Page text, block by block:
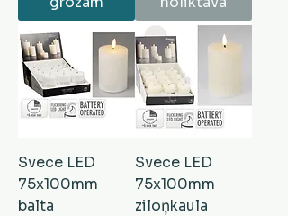
Svece LED
75x100mm
balta
Svece LED
75x100mm
ziloņkaula